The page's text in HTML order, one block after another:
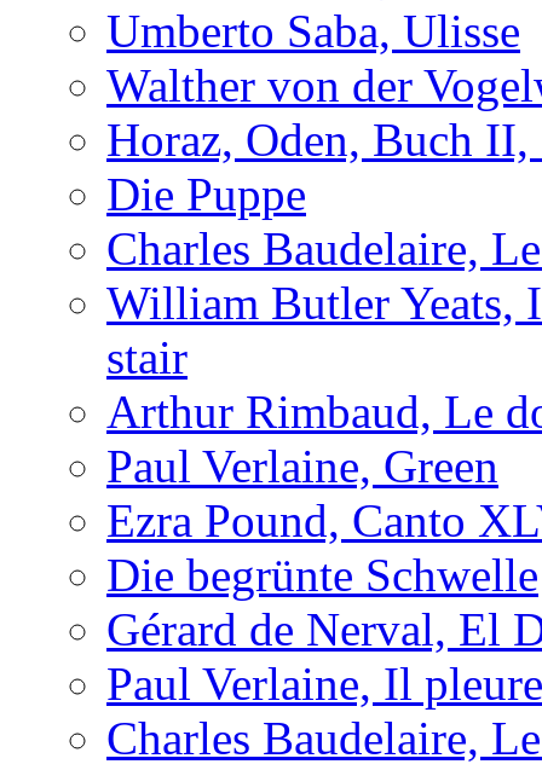
Umberto Saba, Ulisse
Walther von der
Horaz, Oden, Buch II,
Die Puppe
Charles Baudelaire,
William Butler Yeats,
stair
Arthur Rimbaud, Le
Paul Verlaine, Green
Ezra Pound, Canto
Die begrünte Schwelle
Gérard de Nerval, El
Paul Verlaine, Il
Charles Baudelaire,